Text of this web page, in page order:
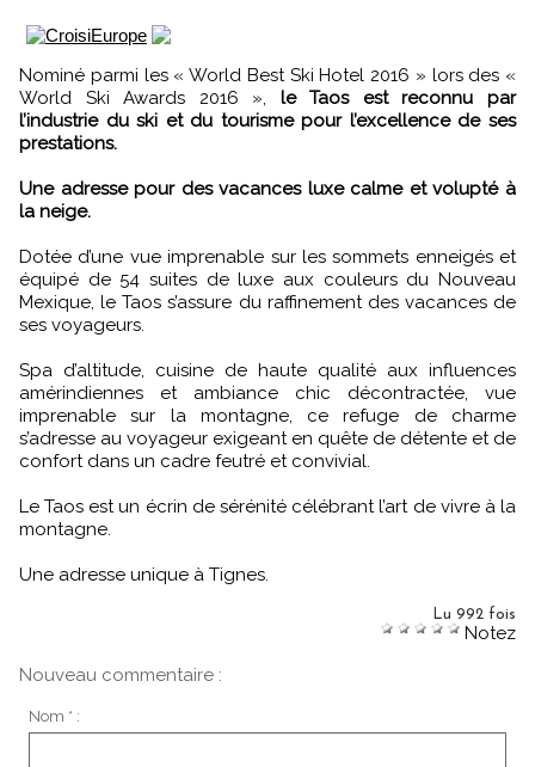
Nominé parmi les « World Best Ski Hotel 2016 » lors des «
World Ski Awards 2016 », le Taos est reconnu par
l’industrie du ski et du tourisme pour l’excellence de ses
prestations.
Une adresse pour des vacances luxe calme et volupté à
la neige.
Dotée d’une vue imprenable sur les sommets enneigés et
équipé de 54 suites de luxe aux couleurs du Nouveau
Mexique, le Taos s’assure du raffinement des vacances de
ses voyageurs.
Spa d’altitude, cuisine de haute qualité aux influences
amérindiennes et ambiance chic décontractée, vue
imprenable sur la montagne, ce refuge de charme
s’adresse au voyageur exigeant en quête de détente et de
confort dans un cadre feutré et convivial.
Le Taos est un écrin de sérénité célébrant l’art de vivre à la
montagne.
Une adresse unique à Tignes.
Lu 992 fois
Notez
Nouveau commentaire :
Nom * :